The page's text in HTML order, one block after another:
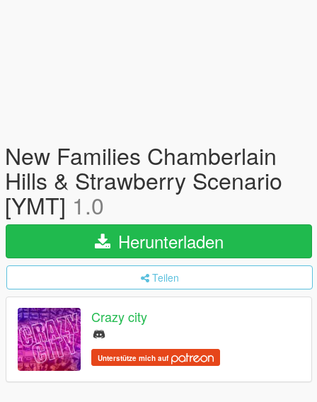
New Families Chamberlain
Hills & Strawberry Scenario
[YMT] 1.0
Herunterladen
Teilen
Crazy city
Unterstütze mich auf